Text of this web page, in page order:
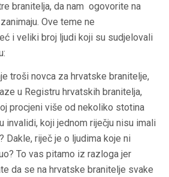
branitelja, da nam ogovorite na
Ove teme ne
i veliki broj ljudi koji su sudjelovali
troši novca za hrvatske branitelje,
u Registru hrvatskih branitelja,
procjeni više od nekoliko stotina
invalidi, koji jednom riječju nisu imali
Dakle, riječ je o ljudima koje ni
To vas pitamo iz razloga jer
da se na hrvatske branitelje svake